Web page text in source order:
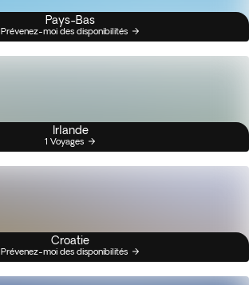
Pays-Bas
Prévenez-moi des disponibilités
Irlande
1 Voyages
Croatie
Prévenez-moi des disponibilités